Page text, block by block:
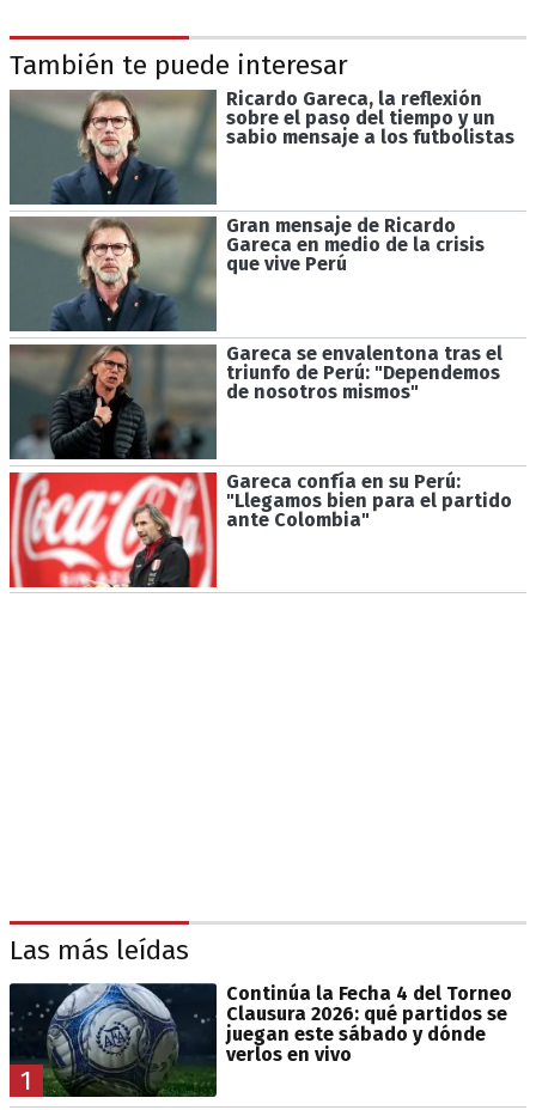
También te puede interesar
Ricardo Gareca, la reflexión
sobre el paso del tiempo y un
sabio mensaje a los futbolistas
Gran mensaje de Ricardo
Gareca en medio de la crisis
que vive Perú
Gareca se envalentona tras el
triunfo de Perú: "Dependemos
de nosotros mismos"
Gareca confía en su Perú:
"Llegamos bien para el partido
ante Colombia"
Las más leídas
1
Continúa la Fecha 4 del Torneo
Clausura 2026: qué partidos se
juegan este sábado y dónde
verlos en vivo